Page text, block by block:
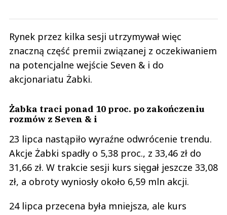
Rynek przez kilka sesji utrzymywał więc
znaczną część premii związanej z oczekiwaniem
na potencjalne wejście Seven & i do
akcjonariatu Żabki.
Żabka traci ponad 10 proc. po zakończeniu
rozmów z Seven & i
23 lipca nastąpiło wyraźne odwrócenie trendu.
Akcje Żabki spadły o 5,38 proc., z 33,46 zł do
31,66 zł. W trakcie sesji kurs sięgał jeszcze 33,08
zł, a obroty wyniosły około 6,59 mln akcji.
24 lipca przecena była mniejsza, ale kurs